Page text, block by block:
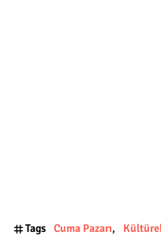
Tags Cuma Pazarı